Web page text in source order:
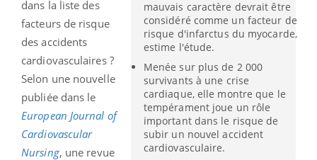
mauvais caractère devrait être
considéré comme un facteur de
risque d'infarctus du myocarde,
estime l'étude.
Menée sur plus de 2 000
survivants à une crise
cardiaque, elle montre que le
tempérament joue un rôle
important dans le risque de
subir un nouvel accident
cardiovasculaire.
dans la liste des
facteurs de risque
des accidents
cardiovasculaires ?
Selon une nouvelle
publiée dans le
European Journal of
Cardiovascular
Nursing, une revue